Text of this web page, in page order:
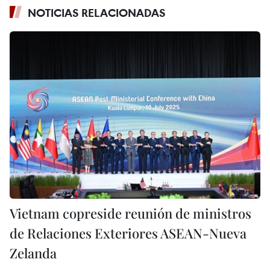
NOTICIAS RELACIONADAS
Vietnam copreside reunión de ministros
de Relaciones Exteriores ASEAN-Nueva
Zelanda